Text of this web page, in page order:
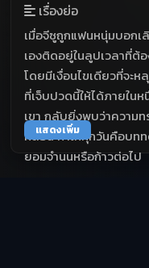
เรื่องย่อ
เมื่อจีซูถูกแฟนหนุ่มบอก
เองติดอยู่ในลูปเวลาที่ต้
โดยมีเงื่อนไขเดียวที่จะ
ที่เจ็บปวดนี้ให้ได้ภายใน
เขา กลับยิ่งพบว่าความ
หลอน ทำให้ทุกวันคือบท
ยอมจำนนหรือก้าวต่อไป
แสดงเพิ่ม